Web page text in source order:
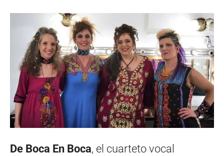
De Boca En Boca, el cuarteto vocal